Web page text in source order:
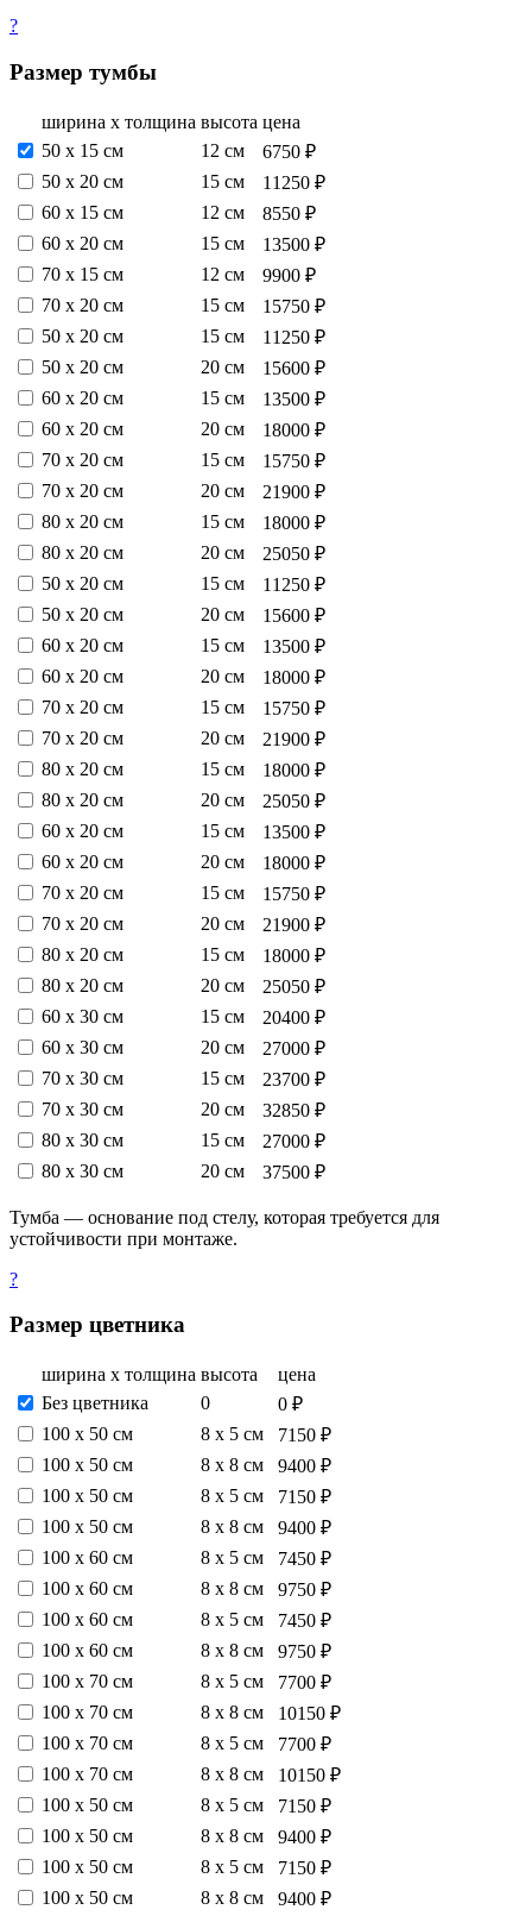
?
Размер тумбы
ширина х толщина высота цена
50 х 15 см
12 см
6750 ₽
50 х 20 см
15 см
11250 ₽
60 х 15 см
12 см
8550 ₽
60 х 20 см
15 см
13500 ₽
70 х 15 см
12 см
9900 ₽
70 х 20 см
15 см
15750 ₽
50 х 20 см
15 см
11250 ₽
50 х 20 см
20 см
15600 ₽
60 х 20 см
15 см
13500 ₽
60 х 20 см
20 см
18000 ₽
70 х 20 см
15 см
15750 ₽
70 х 20 см
20 см
21900 ₽
80 х 20 см
15 см
18000 ₽
80 х 20 см
20 см
25050 ₽
50 х 20 см
15 см
11250 ₽
50 х 20 см
20 см
15600 ₽
60 х 20 см
15 см
13500 ₽
60 х 20 см
20 см
18000 ₽
70 х 20 см
15 см
15750 ₽
70 х 20 см
20 см
21900 ₽
80 х 20 см
15 см
18000 ₽
80 х 20 см
20 см
25050 ₽
60 х 20 см
15 см
13500 ₽
60 х 20 см
20 см
18000 ₽
70 х 20 см
15 см
15750 ₽
70 х 20 см
20 см
21900 ₽
80 х 20 см
15 см
18000 ₽
80 х 20 см
20 см
25050 ₽
60 х 30 см
15 см
20400 ₽
60 х 30 см
20 см
27000 ₽
70 х 30 см
15 см
23700 ₽
70 х 30 см
20 см
32850 ₽
80 х 30 см
15 см
27000 ₽
80 х 30 см
20 см 37500 ₽
Тумба — основание под стелу, которая требуется для
устойчивости при монтаже.
?
Размер цветника
ширина х толщина высота
цена
Без цветника
0
0 ₽
100 х 50 см
8 х 5 см
7150 ₽
100 х 50 см
8 х 8 см
9400 ₽
100 х 50 см
8 х 5 см
7150 ₽
100 х 50 см
8 х 8 см
9400 ₽
100 х 60 см
8 х 5 см
7450 ₽
100 х 60 см
8 х 8 см
9750 ₽
100 х 60 см
8 х 5 см
7450 ₽
100 х 60 см
8 х 8 см
9750 ₽
100 х 70 см
8 х 5 см
7700 ₽
100 х 70 см
8 х 8 см
10150 ₽
100 х 70 см
8 х 5 см
7700 ₽
100 х 70 см
8 х 8 см
10150 ₽
100 х 50 см
8 х 5 см
7150 ₽
100 х 50 см
8 х 8 см
9400 ₽
100 х 50 см
8 х 5 см
7150 ₽
100 х 50 см
8 х 8 см
9400 ₽